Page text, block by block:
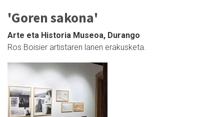
'Goren sakona'
Arte eta Historia Museoa, Durango
Ros Boisier artistaren lanen erakusketa.